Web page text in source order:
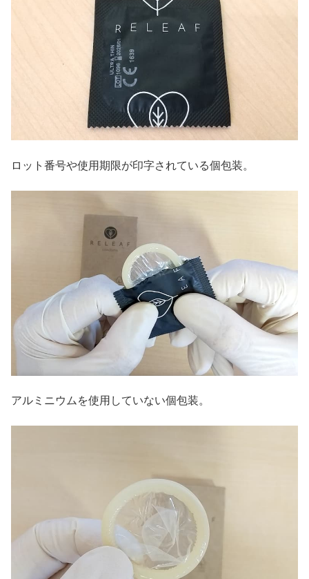
ロット番号や使用期限が印字されている個包装。
アルミニウムを使用していない個包装。